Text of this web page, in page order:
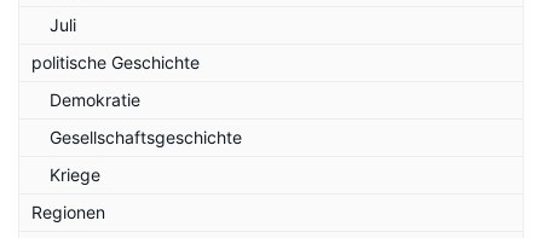
Juli
politische Geschichte
Demokratie
Gesellschaftsgeschichte
Kriege
Regionen